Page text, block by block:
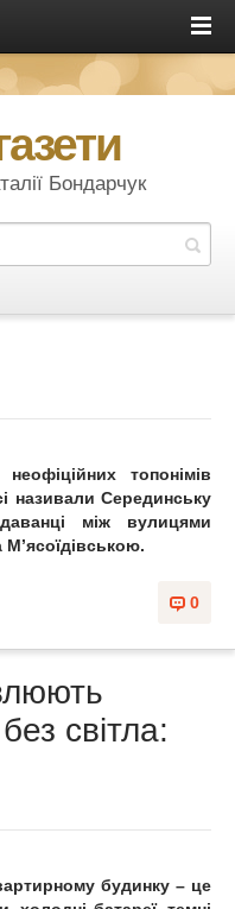
Бондарчук
топонімів
називали Серединську
між вулицями
0
світла:
будинку – це